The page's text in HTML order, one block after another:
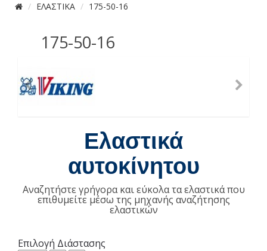
ΕΛΑΣΤΙΚΑ 175-50-16
175-50-16
Ελαστικά
αυτοκίνητου
Αναζητήστε γρήγορα και εύκολα τα ελαστικά που
επιθυμείτε μέσω της μηχανής αναζήτησης
ελαστικών
Επιλογή Διάστασης